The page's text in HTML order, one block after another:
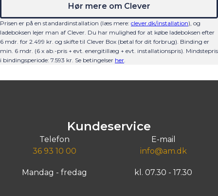
Hør mere om Clever
Prisen er på en standardinstallation (læs mere: clever.dk/installation), og
ladeboksen lejer man af Clever. Du har mulighed for at købe ladeboksen efter
6 mdr. for 2.499 kr. og skifte til Clever Box (betal for dit forbrug). Binding er
min. 6 mdr. (6 x ab.-pris + evt. energitillæg + evt. installationspris). Mindstepris
i bindingsperiode: 7.593 kr. Se betingelser her
Kundeservice
Telefon
36 93 10 00
E-mail
info@am.dk
Mandag - fredag kl. 07.30 - 17.30